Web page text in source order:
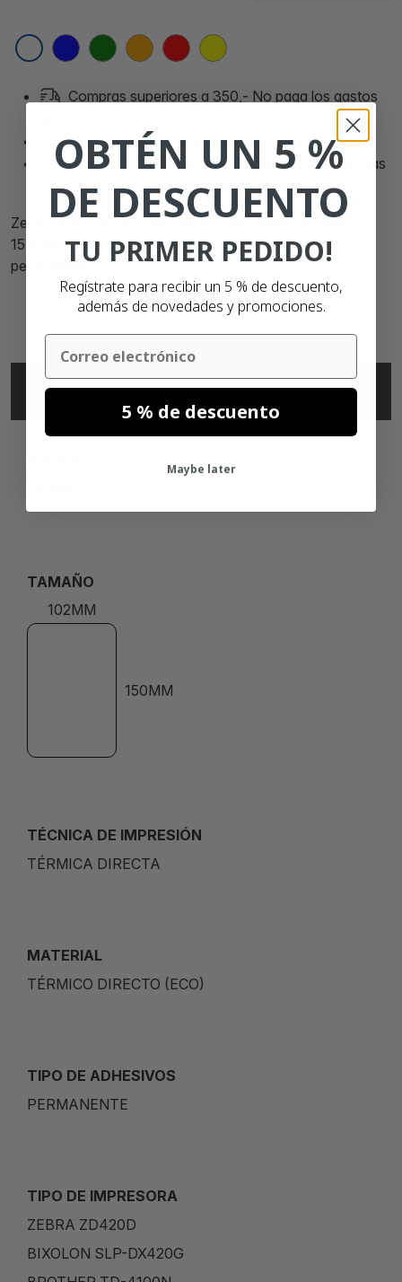
Compras superiores a 350,- No paga los gastos
Son mas de90.000 clientes satisfechos
Compras realizadas antes de las 21:00 horas días
laborales, serán despachadas el mismo día.
Zebra (800264-605) etiquetas compatibles, 102mm x
150mm, ECO, 300 etiquetas, núcleo 25mm, blanco,
permanente
ESPECIFICACIONES
TAMAÑO
102MM
150MM
TÉCNICA DE IMPRESIÓN
TÉRMICA DIRECTA
MATERIAL
TÉRMICO DIRECTO (ECO)
TIPO DE ADHESIVOS
PERMANENTE
TIPO DE IMPRESORA
ZEBRA ZD420D
BIXOLON SLP-DX420G
OBTÉN UN 5 %
DE DESCUENTO
TU PRIMER PEDIDO!
Regístrate para recibir un 5 % de descuento,
además de novedades y promociones.
Email
5 % de descuento
Maybe later